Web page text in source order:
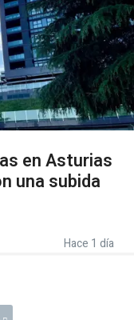
en Asturias
una subida
Hace 1 día